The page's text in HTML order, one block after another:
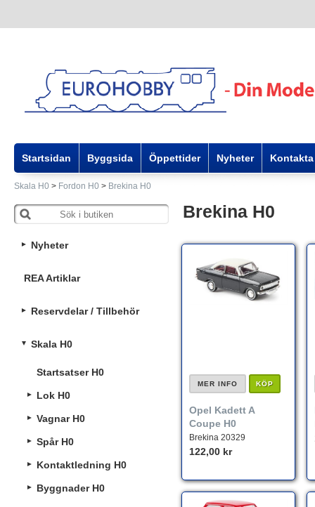
Startsidan Byggsida Öppettider Nyheter
Skala H0 > Fordon H0 > Brekina H0
Nyheter
REA Artiklar
Reservdelar / Tillbehör
Skala H0
Startsatser H0
Lok H0
Vagnar H0
Spår H0
Kontaktledning H0
Byggnader H0
Brekina H0
MER INFO KÖP
Opel Kadett A
Coupe H0
Brekina 20329
122,00 kr